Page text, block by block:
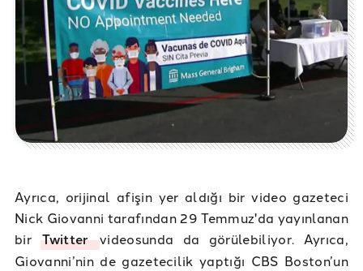
Ayrıca, orijinal afişin yer aldığı bir video gazeteci
Nick Giovanni tarafından 29 Temmuz'da yayınlanan
birTwittervideosunda da görülebiliyor. Ayrıca,
Giovanni’nin de gazetecilik yaptığı CBS Boston’un